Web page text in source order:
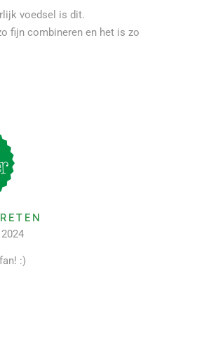
voedsel is dit.
fijn combineren en het is zo
:)